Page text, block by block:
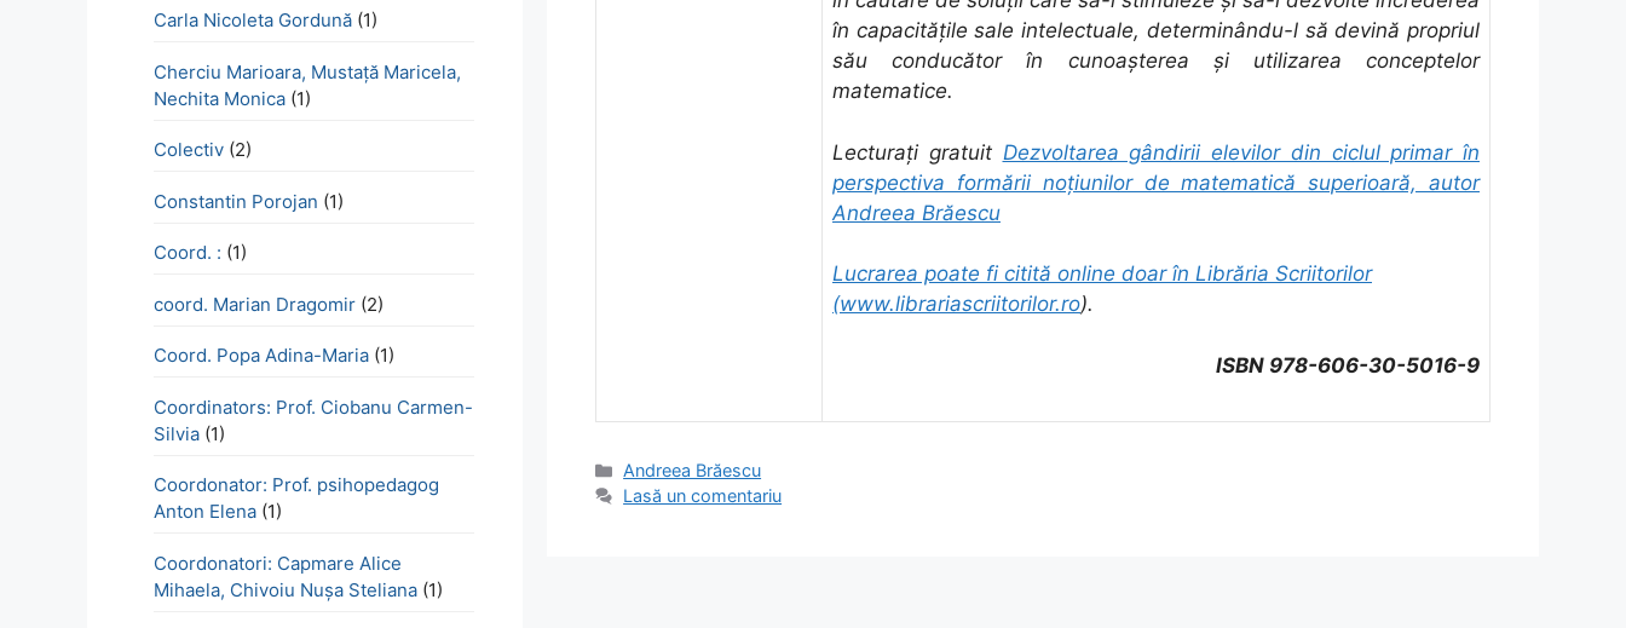
în capacităţile sale intelectuale, determinându-l să devină propriul
său conducător în cunoaşterea şi utilizarea conceptelor
matematice.
Lecturați gratuit Dezvoltarea gândirii elevilor din ciclul primar în
perspectiva formării noţiunilor de matematică superioară, autor
Andreea Brăescu
Lucrarea poate fi citită online doar în Librăria Scriitorilor
(www.librariascriitorilor.ro).
ISBN 978-606-30-5016-9
Categorii
Andreea Brăescu
Lasă un comentariu
Carla Nicoleta Gordună (1)
Cherciu Marioara, Mustață Maricela,
Nechita Monica (1)
Colectiv (2)
Constantin Porojan (1)
Coord. : (1)
coord. Marian Dragomir (2)
Coord. Popa Adina-Maria (1)
Coordinators: Prof. Ciobanu Carmen-
Silvia (1)
Coordonator: Prof. psihopedagog
Anton Elena (1)
Coordonatori: Capmare Alice
Mihaela, Chivoiu Nușa Steliana (1)